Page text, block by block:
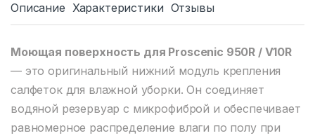
Описание Характеристики Отзывы
Моющая поверхность для Proscenic 950R / V10R
— это оригинальный нижний модуль крепления
салфеток для влажной уборки. Он соединяет
водяной резервуар с микрофиброй и обеспечивает
равномерное распределение влаги по полу при